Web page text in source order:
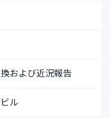
および近況報告
ル